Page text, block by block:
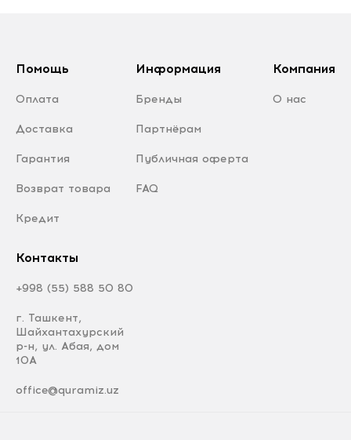
Помощь
Оплата
Доставка
Гарантия
Возврат товара
Кредит
Информация
Бренды
Партнёрам
Публичная оферта
FAQ
Компания
О нас
Контакты
+998 (55) 588 50 80
г. Ташкент,
Шайхантахурский
р-н, ул. Абая, дом
10А
office@quramiz.uz